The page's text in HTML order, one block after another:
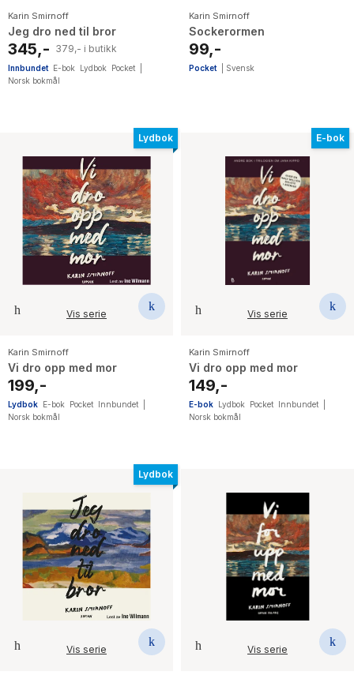
Karin Smirnoff
Jeg dro ned til bror
345,- 379,- i butikk
Innbundet E-bok Lydbok Pocket
Norsk bokmål
Karin Smirnoff
Sockerormen
99,-
Pocket Svensk
Lydbok
Vis serie
Karin Smirnoff
Vi dro opp med mor
199,-
Lydbok E-bok Pocket Innbundet
Norsk bokmål
E-bok
Vis serie
Karin Smirnoff
Vi dro opp med mor
149,-
E-bok Lydbok Pocket Innbundet
Norsk bokmål
Lydbok
Vis serie Vis serie